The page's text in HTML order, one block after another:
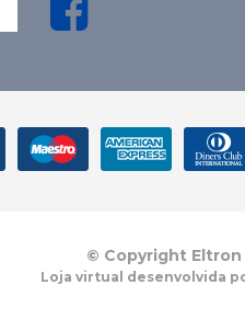
© Copyright Eltron
Loja virtual desenvolvida